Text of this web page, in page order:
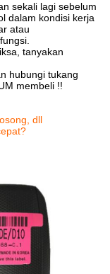
sekali lagi sebelum
dalam kondisi kerja
atau
tanyakan
hubungi tukang
membeli !!
dll